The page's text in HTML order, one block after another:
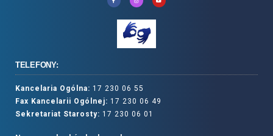
TELEFONY:
Kancelaria Ogólna: 17 230 06 55
Fax Kancelarii Ogólnej: 17 230 06 49
Sekretariat Starosty: 17 230 06 01